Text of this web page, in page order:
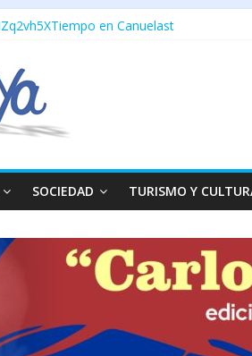
Tiempo en Canuelast
SOCIEDAD TURISMO Y